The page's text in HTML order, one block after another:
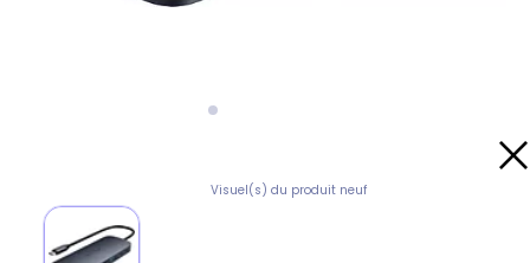
Visuel(s) du produit neuf